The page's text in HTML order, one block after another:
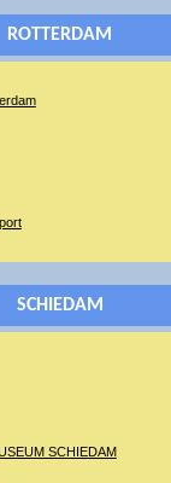
ROTTERDAM
SCHIEDAM
SCHIEDAM